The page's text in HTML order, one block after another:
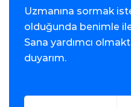
Uzmanına sormak
olduğunda benimle
Sana yardımcı
duyarım.